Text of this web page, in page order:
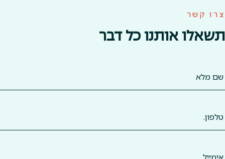
צרו קשר
תשאלו אותנו כל דבר